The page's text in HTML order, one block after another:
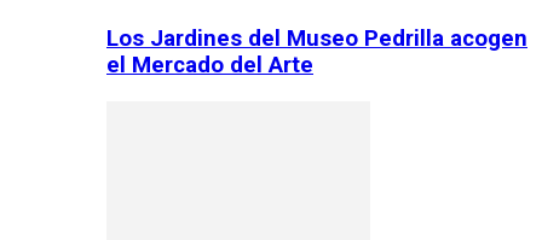
Los Jardines del Museo Pedrilla acogen
el Mercado del Arte